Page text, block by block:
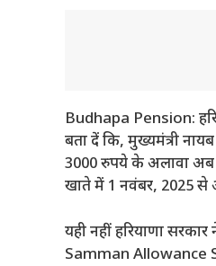
Budhapa Pension:
बता दें कि, मुख्यमंत्री
3000 रुपये के अलावा अब
खाते में 1 नवंबर, 2025 से
यही नहीं हरियाणा
Samman Allowance